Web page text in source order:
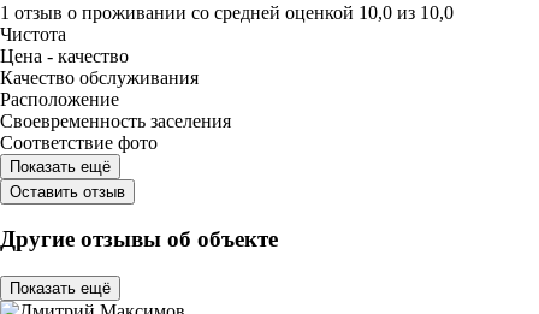
1 отзыв о проживании со средней оценкой 10,0 из 10,0
Чистота
Цена - качество
Качество обслуживания
Расположение
Своевременность заселения
Соответствие фото
Показать ещё
Оставить отзыв
Другие отзывы об объекте
Показать ещё